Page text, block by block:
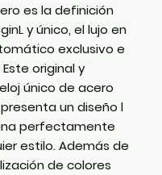
es la definición
y único, el lujo en
exclusivo e
original y
único de acero
un diseño l
perfectamente
estilo. Además de
de colores